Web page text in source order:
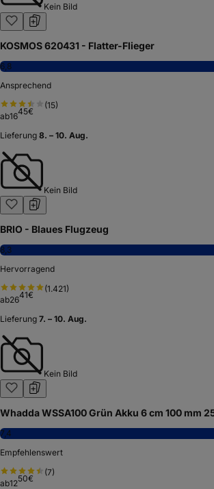
Kein Bild
KOSMOS 620431 - Flatter-Flieger
6,8
Ansprechend
(15)
ab1645€
Lieferung 8. – 10. Aug.
Kein Bild
BRIO - Blaues Flugzeug
8,3
Hervorragend
(1.421)
ab2641€
Lieferung 7. – 10. Aug.
Kein Bild
Whadda WSSA100 Grün Akku 6 cm 100 mm
7,4
Empfehlenswert
(7)
ab1250€